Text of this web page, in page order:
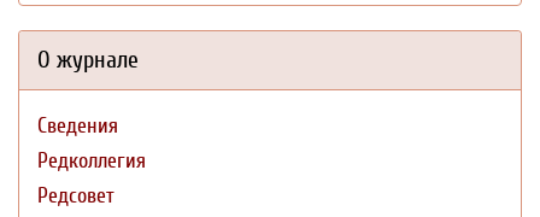
О журнале
Сведения
Редколлегия
Редсовет